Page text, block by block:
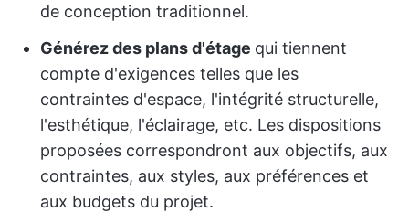
de conception traditionnel.
Générez des plans d'étage qui tiennent
compte d'exigences telles que les
contraintes d'espace, l'intégrité structurelle,
l'esthétique, l'éclairage, etc. Les dispositions
proposées correspondront aux objectifs, aux
contraintes, aux styles, aux préférences et
aux budgets du projet.